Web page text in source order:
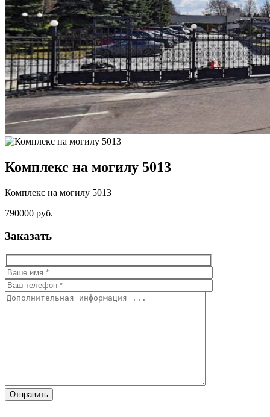
Комплекс на могилу 5013
Комплекс на могилу 5013
790000 руб.
Заказать